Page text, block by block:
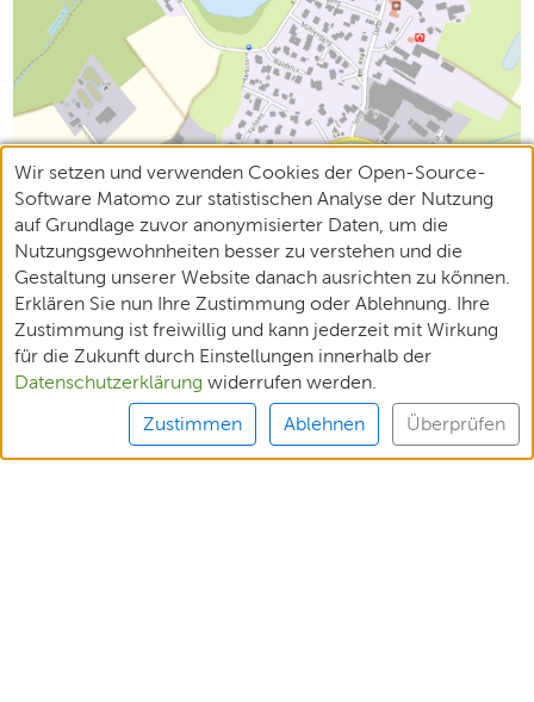
Wir setzen und verwenden Cookies der Open-Source-
Software Matomo zur statistischen Analyse der Nutzung
auf Grundlage zuvor anonymisierter Daten, um die
Nutzungsgewohnheiten besser zu verstehen und die
Gestaltung unserer Website danach ausrichten zu können.
Erklären Sie nun Ihre Zustimmung oder Ablehnung. Ihre
Zustimmung ist freiwillig und kann jederzeit mit Wirkung
für die Zukunft durch Einstellungen innerhalb der
Datenschutzerklärung widerrufen werden.
Zustimmen Ablehnen Überprüfen